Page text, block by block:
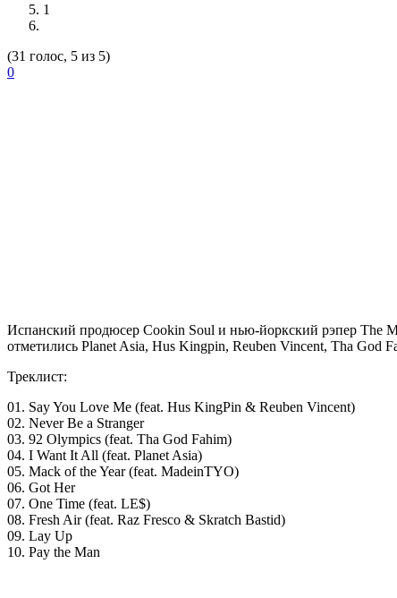
1
(31 голос, 5 из 5)
0
Испанский продюсер Cookin Soul и нью-йоркский рэпер The
отметились Planet Asia, Hus Kingpin, Reuben Vincent, Tha God
Треклист:
01. Say You Love Me (feat. Hus KingPin & Reuben Vincent)
02. Never Be a Stranger
03. 92 Olympics (feat. Tha God Fahim)
04. I Want It All (feat. Planet Asia)
05. Mack of the Year (feat. MadeinTYO)
06. Got Her
07. One Time (feat. LE$)
08. Fresh Air (feat. Raz Fresco & Skratch Bastid)
09. Lay Up
10. Pay the Man